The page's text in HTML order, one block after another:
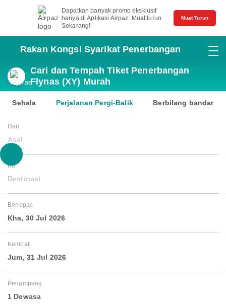
Dapatkan banyak promo eksklusif
hanya di Aplikasi Airpaz. Muat turun
Sekarang!
Muat Turun
Rakan Kongsi Syarikat Penerbangan
Cari dan Tempah Tiket Penerbangan
Flynas (XY) Murah
Sehala Perjalanan Pergi-Balik Berbilang bandar
Dari
Asal
Ke
Destinasi
Berlepas
Kha, 30 Jul 2026
Kembali
Jum, 31 Jul 2026
Penumpang
1 Dewasa